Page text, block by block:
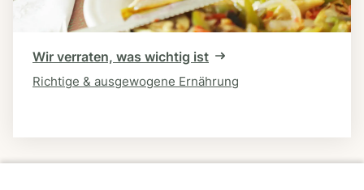
Wir verraten, was wichtig ist
Richtige & ausgewogene Ernährung